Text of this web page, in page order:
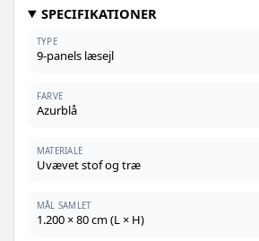
SPECIFIKATIONER
TYPE
9-panels læsejl
FARVE
Azurblå
MATERIALE
Uvævet stof og træ
MÅL SAMLET
1.200 × 80 cm (L × H)
Sort - 800 x 160 cm - 1 stk
Antracitgrå - 1200 x 120 cm - 1 stk